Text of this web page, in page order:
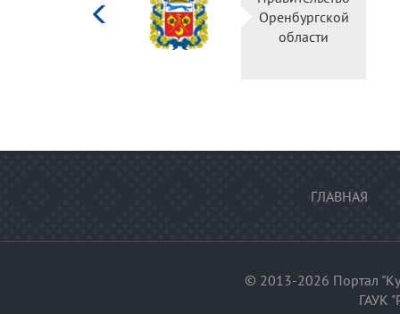
культуры
Российской
федерации
ГЛАВНАЯ
© 2013-2026 Портал
ГАУК